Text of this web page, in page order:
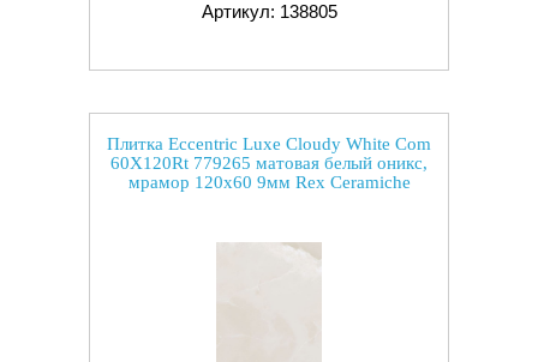
Артикул: 138805
Плитка Eccentric Luxe Cloudy White Com
60X120Rt 779265 матовая белый оникс,
мрамор 120x60 9мм Rex Ceramiche